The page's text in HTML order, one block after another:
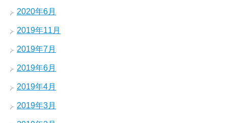
2020年6月
2019年11月
2019年7月
2019年6月
2019年4月
2019年3月